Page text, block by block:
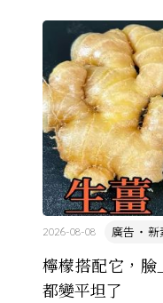
延，也預示了即將到
檸檬搭配它，
都變平坦了
廣告・新
2026-08-08